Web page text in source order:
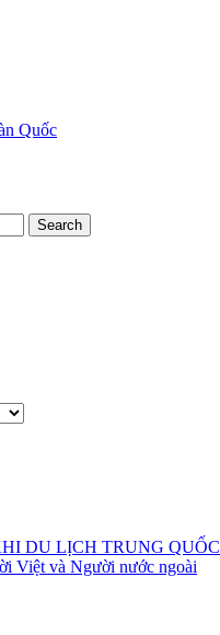
Quốc
DU LỊCH TRUNG QUỐC
Việt và Người nước ngoài